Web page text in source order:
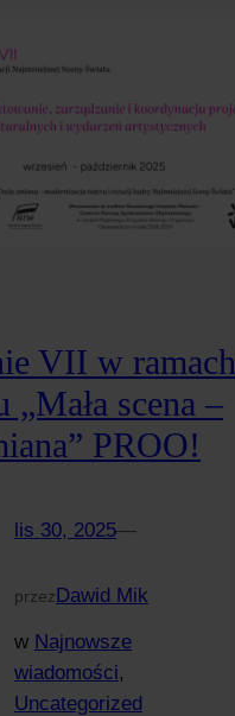
VII w ramach
„Mała scena –
PROO!
lis 30, 2025—
przez Dawid Mik
w Najnowsze
wiadomości
Uncategorized